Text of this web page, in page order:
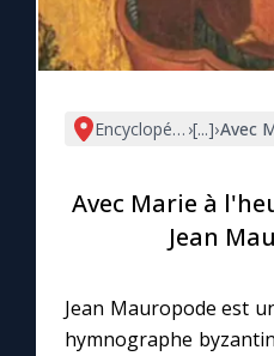
La chaîne Youtube
La newsletter
La vidéo de la semaine
Le compte Tiktok
Le magazine
Encyclopédie mariale
›[...]›Avec
Avec Marie à
Jean
Jean Mauropode est
hymnographe